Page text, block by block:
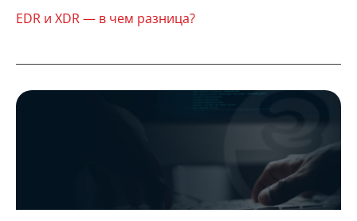
EDR и XDR — в чем разница?